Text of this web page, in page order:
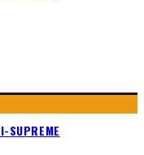
SUPREME